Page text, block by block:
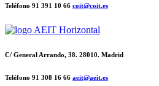
Teléfono 91 391 10 66 coit@coit.es
C/ General Arrando, 38. 28010. Madrid
Teléfono 91 308 16 66 aeit@aeit.es